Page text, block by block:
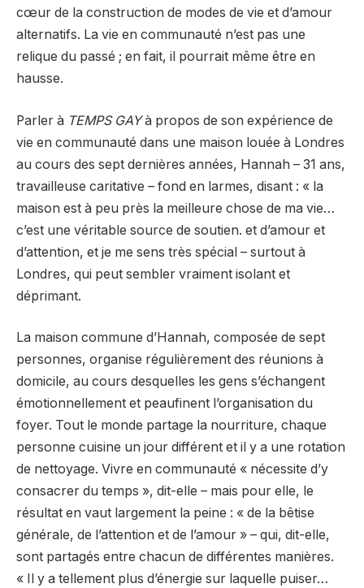
cœur de la construction de modes de vie et d’amour
alternatifs. La vie en communauté n’est pas une
relique du passé ; en fait, il pourrait même être en
hausse.
Parler à TEMPS GAYà propos de son expérience de
vie en communauté dans une maison louée à Londres
au cours des sept dernières années, Hannah – 31 ans,
travailleuse caritative – fond en larmes, disant : « la
maison est à peu près la meilleure chose de ma vie…
c’est une véritable source de soutien. et d’amour et
d’attention, et je me sens très spécial – surtout à
Londres, qui peut sembler vraiment isolant et
déprimant.
La maison commune d’Hannah, composée de sept
personnes, organise régulièrement des réunions à
domicile, au cours desquelles les gens s’échangent
émotionnellement et peaufinent l’organisation du
foyer. Tout le monde partage la nourriture, chaque
personne cuisine un jour différent et il y a une rotation
de nettoyage. Vivre en communauté « nécessite d’y
consacrer du temps », dit-elle – mais pour elle, le
résultat en vaut largement la peine : « de la bêtise
générale, de l’attention et de l’amour » – qui, dit-elle,
sont partagés entre chacun de différentes manières.
« Il y a tellement plus d’énergie sur laquelle puiser…